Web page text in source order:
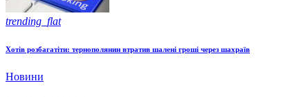
trending_flat
Хотів розбагатіти: тернополянин втратив шалені гроші через шахраїв
Новини